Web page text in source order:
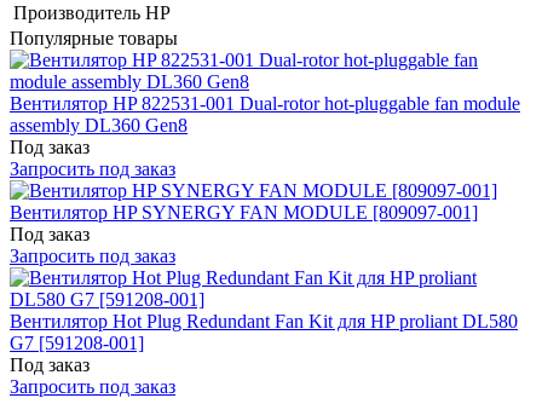
Производитель HP
Популярные товары
Вентилятор HP 822531-001 Dual-rotor hot-pluggable fan module
assembly DL360 Gen8
Под заказ
Запросить под заказ
Вентилятор HP SYNERGY FAN MODULE [809097-001]
Под заказ
Запросить под заказ
Вентилятор Hot Plug Redundant Fan Kit для HP proliant DL580
G7 [591208-001]
Под заказ
Запросить под заказ